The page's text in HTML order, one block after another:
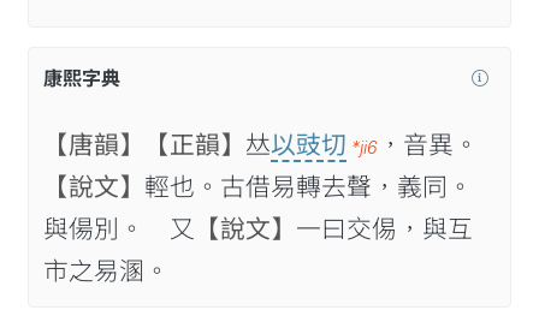
康熙字典
【唐韻】 【正韻】 𠀤以豉切 *ji6 ，音異。
【說文】 輕也。古借易轉去聲，義同。
與偒別。 又
【說文】 一曰交㑥，與互
市之易溷。